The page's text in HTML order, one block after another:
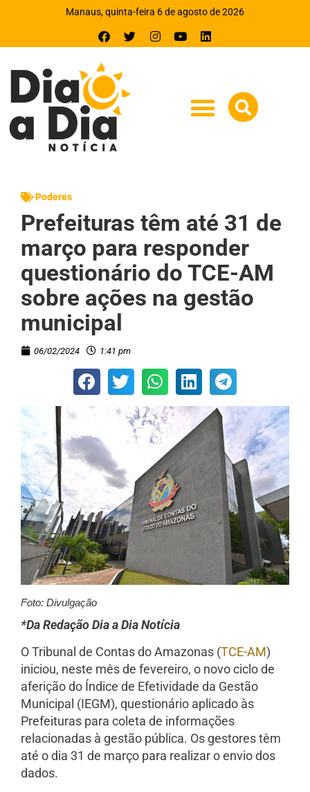
Manaus, quinta-feira 6 de agosto de 2026
Poderes
Prefeituras têm até 31 de
março para responder
questionário do TCE-AM
sobre ações na gestão
municipal
06/02/2024 1:41 pm
Foto: Divulgação
*Da Redação Dia a Dia Notícia
O Tribunal de Contas do Amazonas (TCE-AM)
iniciou, neste mês de fevereiro, o novo ciclo de
aferição do Índice de Efetividade da Gestão
Municipal (IEGM), questionário aplicado às
Prefeituras para coleta de informações
relacionadas à gestão pública. Os gestores têm
até o dia 31 de março para realizar o envio dos
dados.